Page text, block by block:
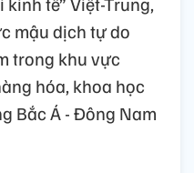
mậu dịch tự do
trong khu vực
hóa, khoa học
Bắc Á - Đông Nam